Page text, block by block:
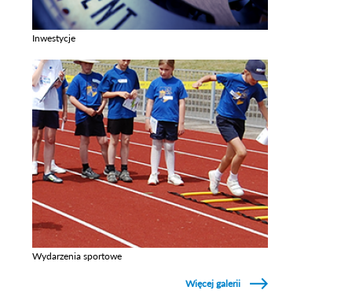
Inwestycje
Wydarzenia sportowe
Więcej galerii